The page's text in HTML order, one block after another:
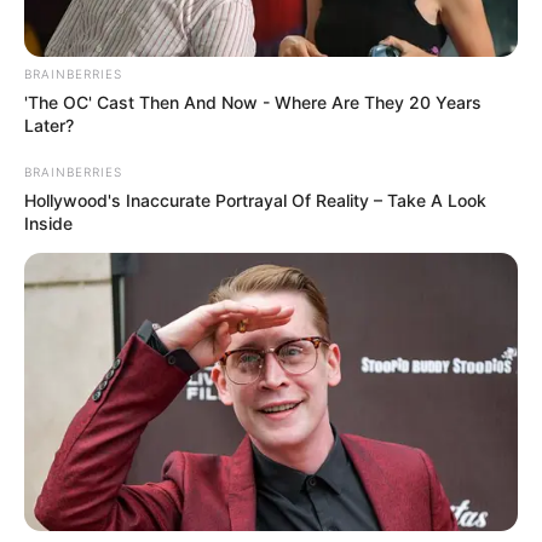
BRAINBERRIES
'The OC' Cast Then And Now - Where Are They 20 Years
Later?
BRAINBERRIES
Hollywood's Inaccurate Portrayal Of Reality – Take A Look
Inside